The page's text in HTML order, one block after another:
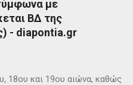
με
ΒΔ της
- diapontia.gr
18ου και 19ου αιώνα, καθώς